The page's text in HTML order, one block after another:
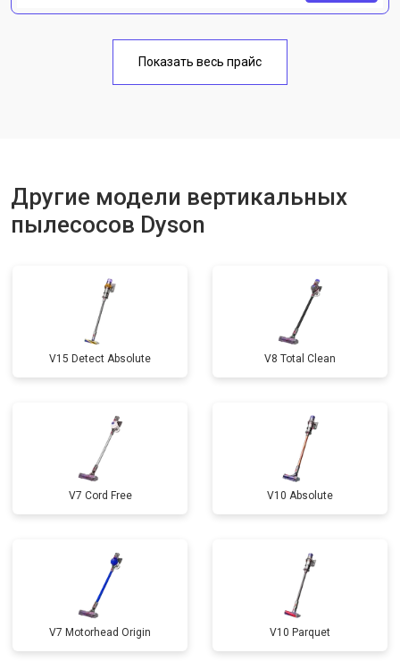
Показать весь прайс
Другие модели вертикальных
пылесосов Dyson
V15 Detect Absolute V8 Total Clean
V7 Cord Free V10 Absolute
V7 Motorhead Origin V10 Parquet